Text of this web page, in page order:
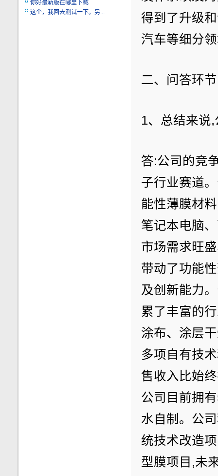
你好最新版在哪里下载
这个，我回去测试一下。另...
得到了升级
汽车等细分
二、问答环
1、总结来说
答:公司的竞
子行业赛道
能性薄膜材
笔记本电脑
市场需求旺
带动了功能
及创新能力
累了丰富的
涂布、涂层
多项自有技
售收入比始
公司目前拥
水自制。公
统技术改造
型膜项目,未